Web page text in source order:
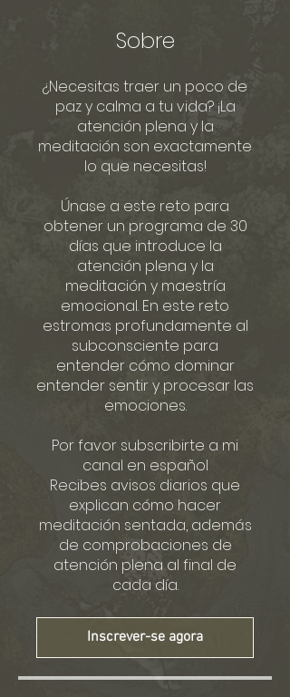
Sobre
¿Necesitas traer un poco de
paz y calma a tu vida? ¡La
atención plena y la
meditación son exactamente
lo que necesitas!
Únase a este reto para
obtener un programa de 30
días que introduce la
atención plena y la
meditación y maestría
emocional. En este reto
estromas profundamente al
subconsciente para
entender cómo dominar
entender sentir y procesar las
emociones.
Por favor subscribirte a mi
canal en español
Recibes avisos diarios que
explican cómo hacer
meditación sentada, además
de comprobaciones de
atención plena al final de
cada día.
Inscrever-se agora